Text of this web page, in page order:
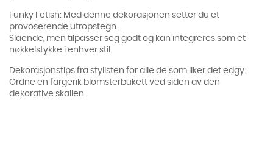
Funky Fetish: Med denne dekorasjonen setter du et
provoserende utropstegn.
Slående, men tilpasser seg godt og kan integreres som et
nøkkelstykke i enhver stil.
Dekorasjonstips fra stylisten for alle de som liker det edgy:
Ordne en fargerik blomsterbukett ved siden av den
dekorative skallen.